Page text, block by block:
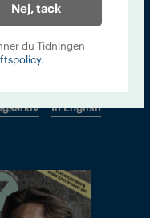
Janson Lundkvist,
In English
Nej, tack
du Tidningen